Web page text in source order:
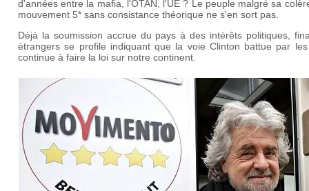
d'années entre la mafia, l'OTAN, l'UE ? Le peuple malgré sa
mouvement 5* sans consistance théorique ne s'en sort pas.
Déjà la soumission accrue du pays à des intérêts politiques,
étrangers se profile indiquant que la voie Clinton battue par
continue à faire la loi sur notre continent.